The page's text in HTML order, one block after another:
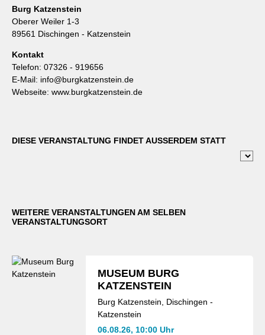
Burg Katzenstein
Oberer Weiler 1-3
89561 Dischingen - Katzenstein
Kontakt
Telefon: 07326 - 919656
E-Mail: info@burgkatzenstein.de
Webseite: www.burgkatzenstein.de
DIESE VERANSTALTUNG FINDET AUSSERDEM STATT
WEITERE VERANSTALTUNGEN AM SELBEN
VERANSTALTUNGSORT
MUSEUM BURG
KATZENSTEIN
Burg Katzenstein, Dischingen -
Katzenstein
06.08.26, 10:00 Uhr